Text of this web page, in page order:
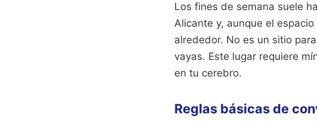
Los fines de semana suele
Alicante y, aunque el
alrededor. No es un sitio
vayas. Este lugar requiere
en tu cerebro.
Reglas básicas de